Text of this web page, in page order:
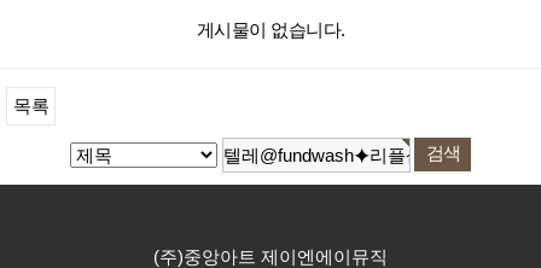
게시물이 없습니다.
목록
(주)중앙아트 제이엔에이뮤직